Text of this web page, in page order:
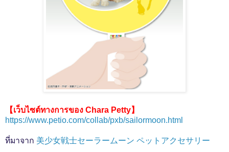
【เว็บไซต์ทางการของ Chara Petty】
https://www.petio.com/collab/pxb/sailormoon.html
ที่มาจาก 美少女戦士セーラームーン ペットアクセサリー